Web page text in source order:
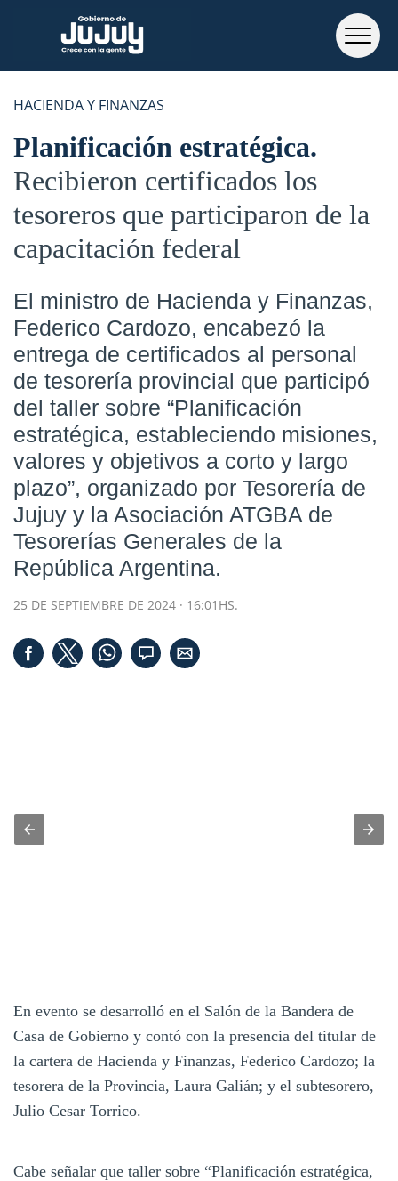
HACIENDA Y FINANZAS
Planificación estratégica
Recibieron certificados los
tesoreros que participaron de la
capacitación federal
El ministro de Hacienda y Finanzas,
Federico Cardozo, encabezó la
entrega de certificados al personal
de tesorería provincial que participó
del taller sobre “Planificación
estratégica, estableciendo misiones,
valores y objetivos a corto y largo
plazo”, organizado por Tesorería de
Jujuy y la Asociación ATGBA de
Tesorerías Generales de la
República Argentina.
25 DE SEPTIEMBRE DE 2024 · 16:01HS.
En evento se desarrolló en el Salón de la Bandera de
Casa de Gobierno y contó con la presencia del titular de
la cartera de Hacienda y Finanzas, Federico Cardozo; la
tesorera de la Provincia, Laura Galián; y el subtesorero,
Julio Cesar Torrico.
Cabe señalar que taller sobre “Planificación estratégica,